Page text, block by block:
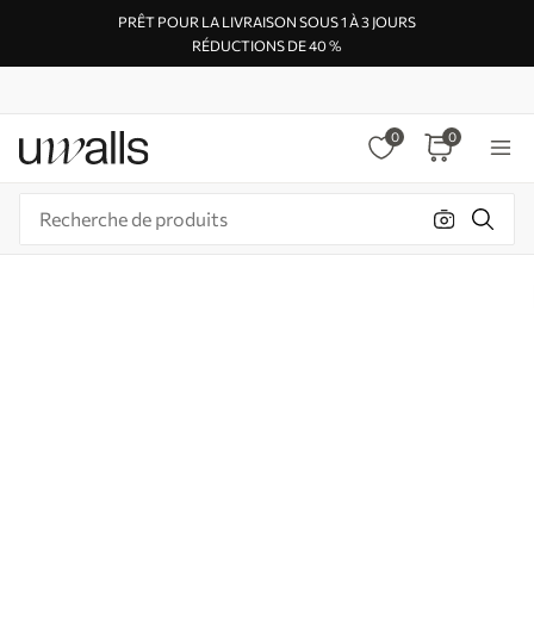
PRÊT POUR LA LIVRAISON SOUS 1 À 3 JOURS
RÉDUCTIONS DE 40 %
0 0